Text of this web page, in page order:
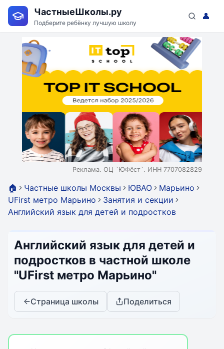
ЧастныеШколы.ру
Подберите ребёнку лучшую школу
👤
Реклама. ОЦ `ЮФёст`. ИНН 7707082829
🏠 Частные школы Москвы ЮВАО
Марьино
UFirst метро Марьино
Занятия и секции
Английский язык для детей и подростков
Английский язык для детей и
подростков в частной школе
"UFirst метро Марьино"
Страница школы Поделиться